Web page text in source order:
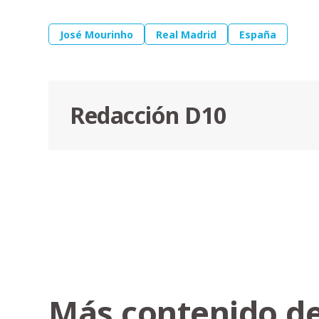
José Mourinho Real Madrid España
Redacción D10